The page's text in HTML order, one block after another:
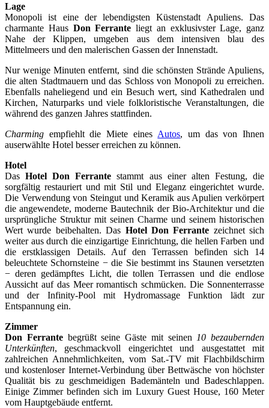
Lage
Monopoli ist eine der lebendigsten Küstenstadt Apuliens. Das
charmante Haus Don Ferrante liegt an exklusivster Lage, ganz
Nahe der Klippen, umgeben aus dem intensiven blau des
Mittelmeers und den malerischen Gassen der Innenstadt.
Nur wenige Minuten entfernt, sind die schönsten Strände Apuliens,
die alten Stadtmauern und das Schloss von Monopoli zu erreichen.
Ebenfalls naheliegend und ein Besuch wert, sind Kathedralen und
Kirchen, Naturparks und viele folkloristische Veranstaltungen, die
während des ganzen Jahres stattfinden.
Charming empfiehlt die Miete eines Autos, um das von Ihnen
auserwählte Hotel besser erreichen zu können.
Hotel
DasHotel Don Ferrante stammt aus einer alten Festung, die
sorgfältig restauriert und mit Stil und Eleganz eingerichtet wurde.
Die Verwendung von Steingut und Keramik aus Apulien verkörpert
die angewendete, moderne Bautechnik der Bio-Architektur und die
ursprüngliche Struktur mit seinen Charme und seinem historischen
Wert wurde beibehalten. Das Hotel Don Ferrante zeichnet sich
weiter aus durch die einzigartige Einrichtung, die hellen Farben und
die erstklassigen Details. Auf den Terrassen befinden sich 14
beleuchtete Schornsteine − die Sie bestimmt ins Staunen versetzten
− deren gedämpftes Licht, die tollen Terrassen und die endlose
Aussicht auf das Meer romantisch schmücken. Die Sonnenterrasse
und der Infinity-Pool mit Hydromassage Funktion lädt zur
Entspannung ein.
Zimmer
Don Ferrantebegrüßt seine Gäste mit seinen 10 bezaubernden
Unterkünften, geschmackvoll eingerichtet und ausgestattet mit
zahlreichen Annehmlichkeiten, vom Sat.-TV mit Flachbildschirm
und kostenloser Internet-Verbindung über Bettwäsche von höchster
Qualität bis zu geschmeidigen Bademänteln und Badeschlappen.
Einige Zimmer befinden sich im Luxury Guest House, 160 Meter
vom Hauptgebäude entfernt.